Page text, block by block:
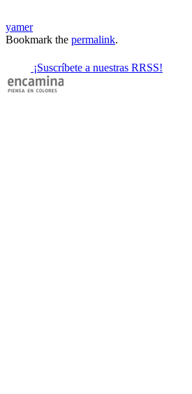
yamer
Bookmark the permalink.
¡Suscríbete a nuestras RRSS!